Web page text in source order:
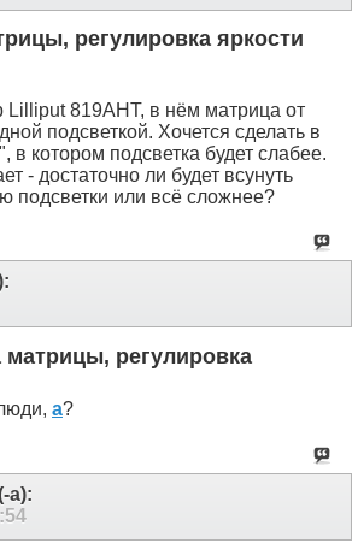
регулировка яркости
Lilliput 819AHT, в нём матрица от
подсветкой. Хочется сделать в
котором подсветка будет слабее.
- достаточно ли будет всунуть
подсветки или всё сложнее?
матрицы, регулировка
а?
а):